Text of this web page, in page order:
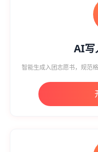
AI写
智能生成入团志愿书，规范